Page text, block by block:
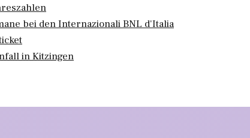
bei den Internazionali BNL d'Italia
in Kitzingen